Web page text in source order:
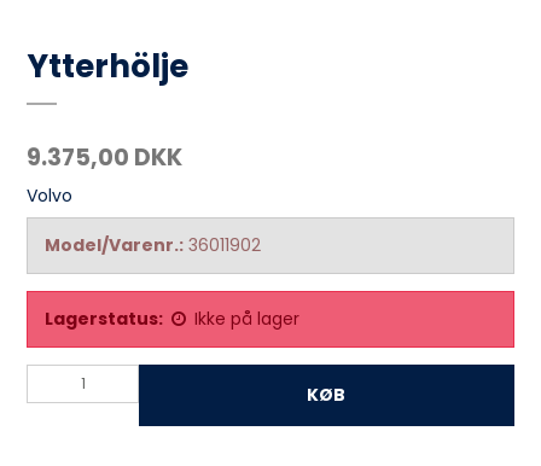
Ytterhölje
9.375,00 DKK
Volvo
Model/Varenr.: 36011902
Lagerstatus: Ikke på lager
KØB